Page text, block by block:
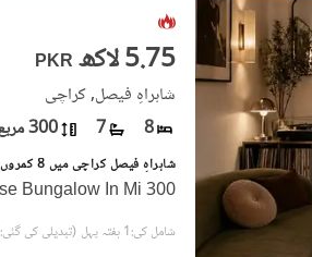
PKR 5.75 لاکھ
شاہراہِ فیصل, کراچی
8
7 300 مربع یارڈ
300 Yards Office Use Bungalow In Mi
شامل کی:1 ہفتہ پہل (تبدیلی کی گئی:3 گھنٹے پہلے)